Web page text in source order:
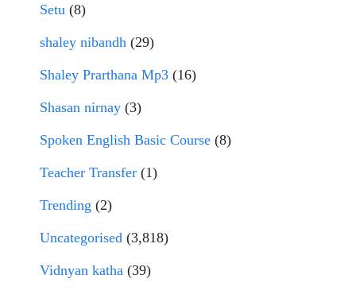
Setu (8)
shaley nibandh (29)
Shaley Prarthana Mp3 (16)
Shasan nirnay (3)
Spoken English Basic Course (8)
Teacher Transfer (1)
Trending (2)
Uncategorised (3,818)
Vidnyan katha (39)